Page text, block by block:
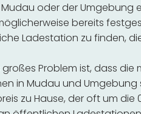
Mudau oder der Umgebung
bereits
Ladestation zu finden,
großes Problem ist, dass
in Mudau und Umgebung
zu Hause, der oft um die